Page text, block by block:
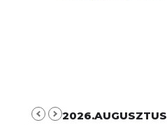
2026.AUGUSZTUS